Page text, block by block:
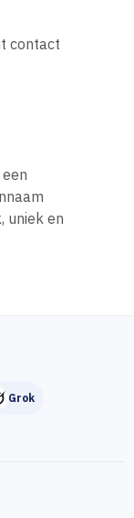
contact
uniek en
Grok